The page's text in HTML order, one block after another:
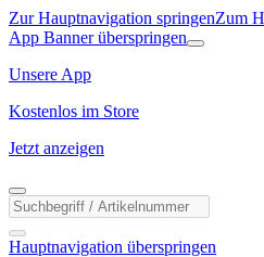
Zur Hauptnavigation springenZum
App Banner überspringen
Unsere App
Kostenlos im Store
Jetzt anzeigen
Hauptnavigation überspringen